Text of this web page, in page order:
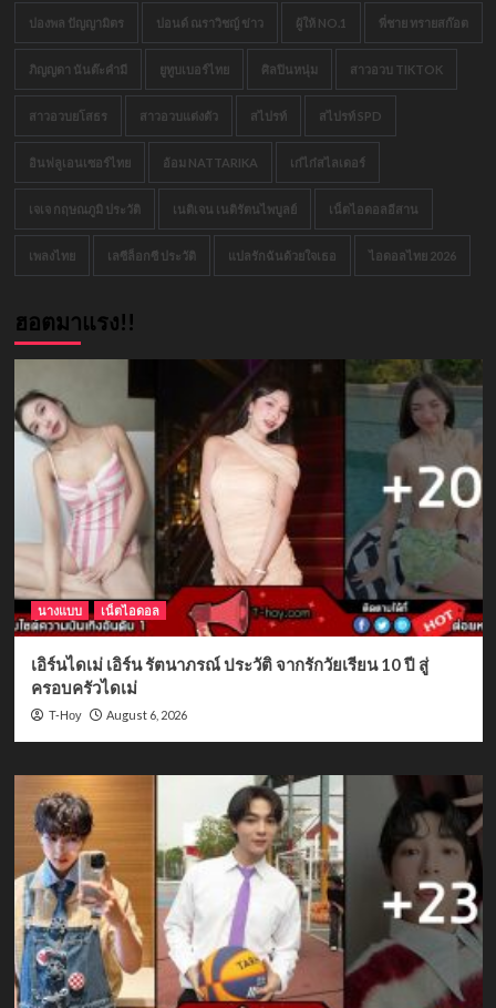
ปองพล ปัญญามิตร ปอนด์ ณราวิชญ์ ข่าว ผู้ให้ NO.1 พี่ชาย ทรายสก๊อต
ภิญญดา นันต๊ะคำมี ยูทูบเบอร์ไทย ศิลปินหนุ่ม สาวอวบ TIKTOK
สาวอวบยโสธร สาวอวบแต่งตัว สไปรท์ สไปรท์ SPD
อินฟลูเอนเซอร์ไทย อ้อม NATTARIKA เก๋ไก๋สไลเดอร์
เจเจ กฤษณภูมิ ประวัติ เนติเจน เนติรัตนไพบูลย์ เน็ตไอดอลอีสาน
เพลงไทย เลซีล็อกซี ประวัติ แปลรักฉันด้วยใจเธอ ไอดอลไทย 2026
ฮอตมาแรง!!
นางแบบ เน็ตไอดอล
เอิร์นไดเม่ เอิร์น รัตนาภรณ์ ประวัติ จากรักวัยเรียน 10 ปี สู่
ครอบครัวไดเม่
T-Hoy August 6, 2026